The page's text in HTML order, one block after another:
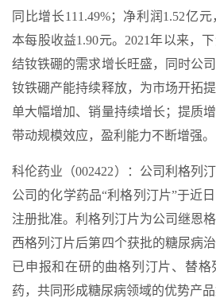
同比增长111.49%；净利润1.52亿
本每股收益1.90元。2021年以来，
结钕铁硼的需求增长旺盛，同时公
钕铁硼产能持续释放，为市场开拓
单大幅增加、销量持续增长；提质
带动规模效应，盈利能力不断增强。
科伦药业（002422）：公司利格列
公司的化学药品“利格列汀片”于近
注册批准。利格列汀片为公司继恩
西格列汀片后第四个获批的糖尿病
已申报和在研的曲格列汀片、替
药，共同形成糖尿病领域的优势产品